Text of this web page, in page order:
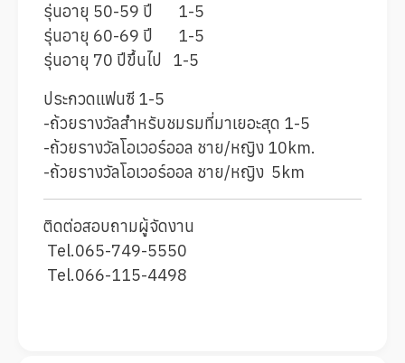
รุ่นอายุ 50-59 ปี 1-5
รุ่นอายุ 60-69 ปี 1-5
รุ่นอายุ 70 ปีขึ้นไป 1-5
ประกวดแฟนซี 1-5
-ถ้วยรางวัลสำหรับชมรมที่มาเยอะสุด 1-5
-ถ้วยรางวัลโอเวอร์ออล ชาย/หญิง 10km.
-ถ้วยรางวัลโอเวอร์ออล ชาย/หญิง 5km
ติดต่อสอบถามผู้จัดงาน
Tel.065-749-5550
Tel.066-115-4498